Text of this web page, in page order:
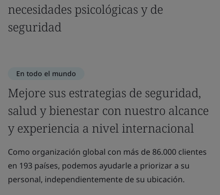
necesidades psicológicas y de
seguridad
En todo el mundo
Mejore sus estrategias de seguridad,
salud y bienestar con nuestro alcance
y experiencia a nivel internacional
Como organización global con más de 86.000 clientes
en 193 países, podemos ayudarle a priorizar a su
personal, independientemente de su ubicación.